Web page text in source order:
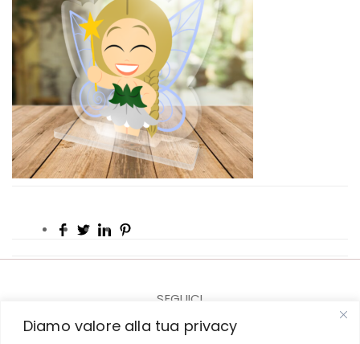
Diamo valore alla tua privacy
SEGUICI